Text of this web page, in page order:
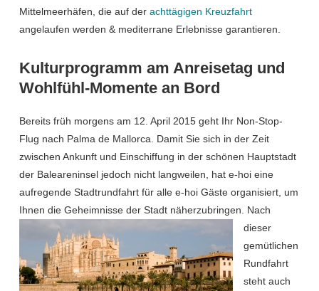
Mittelmeerhäfen, die auf der achttägigen Kreuzfahrt
angelaufen werden & mediterrane Erlebnisse garantieren.
Kulturprogramm am Anreisetag und
Wohlfühl-Momente an Bord
Bereits früh morgens am 12. April 2015 geht Ihr Non-Stop-
Flug nach Palma de Mallorca. Damit Sie sich in der Zeit
zwischen Ankunft und Einschiffung in der schönen Hauptstadt
der Baleareninsel jedoch nicht langweilen, hat e-hoi eine
aufregende Stadtrundfahrt für alle e-hoi Gäste organisiert, um
Ihnen die Geheimnisse der Stadt näherzubringen . Nach
dieser
gemütlichen
Rundfahrt
steht auch